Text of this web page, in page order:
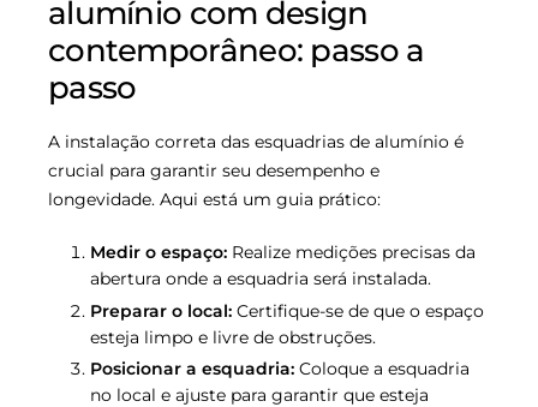
alumínio com design
contemporâneo: passo a
passo
A instalação correta das esquadrias de alumínio é
crucial para garantir seu desempenho e
longevidade. Aqui está um guia prático:
Medir o espaço: Realize medições precisas da
abertura onde a esquadria será instalada.
Preparar o local: Certifique-se de que o espaço
esteja limpo e livre de obstruções.
Posicionar a esquadria: Coloque a esquadria
no local e ajuste para garantir que esteja